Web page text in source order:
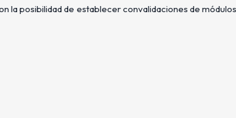
la posibilidad de establecer convalidaciones de